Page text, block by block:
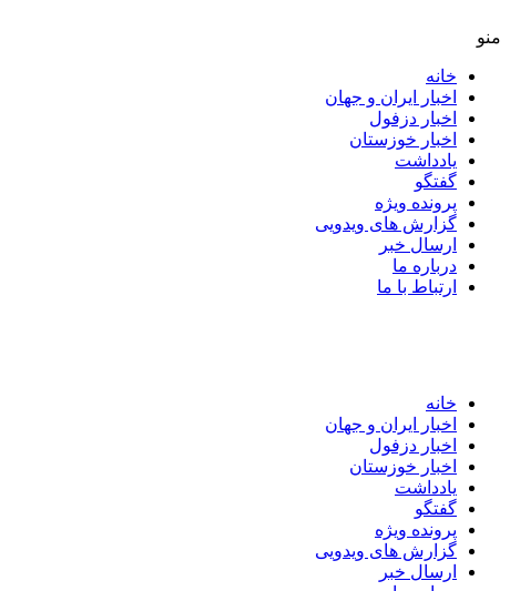
منو
خانه
اخبار ایران و جهان
اخبار دزفول
اخبار خوزستان
یادداشت
گفتگو
پرونده ویژه
گزارش های ویدویی
ارسال خبر
درباره ما
ارتباط با ما
خانه
اخبار ایران و جهان
اخبار دزفول
اخبار خوزستان
یادداشت
گفتگو
پرونده ویژه
گزارش های ویدویی
ارسال خبر